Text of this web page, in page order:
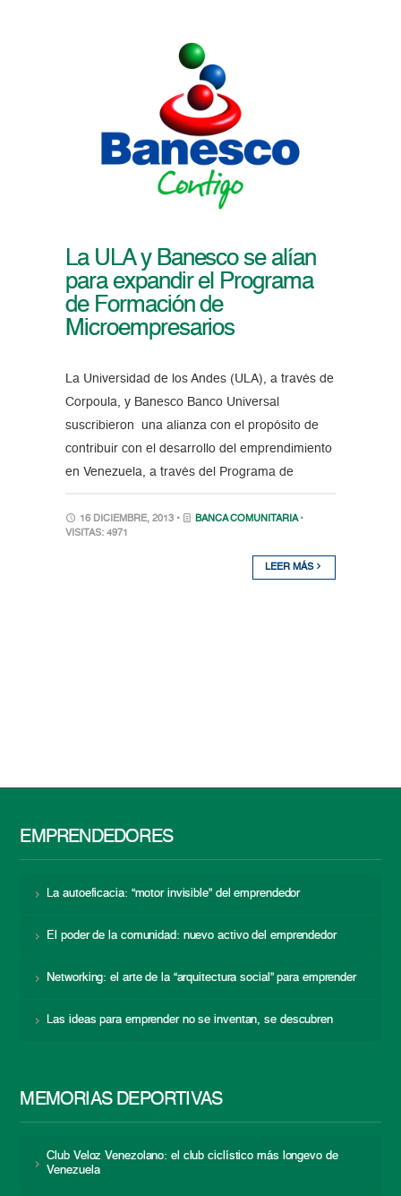
La ULA y Banesco se alían
para expandir el Programa
de Formación de
Microempresarios
La Universidad de los Andes (ULA), a través de
Corpoula, y Banesco Banco Universal
suscribieron una alianza con el propósito de
contribuir con el desarrollo del emprendimiento
en Venezuela, a través del Programa de
16 DICIEMBRE, 2013 • BANCA COMUNITARIA •
VISITAS: 4971
LEER MÁS
EMPRENDEDORES
La autoeficacia: “motor invisible” del emprendedor
El poder de la comunidad: nuevo activo del emprendedor
Networking: el arte de la “arquitectura social” para emprender
Las ideas para emprender no se inventan, se descubren
MEMORIAS DEPORTIVAS
Club Veloz Venezolano: el club ciclístico más longevo de
Venezuela